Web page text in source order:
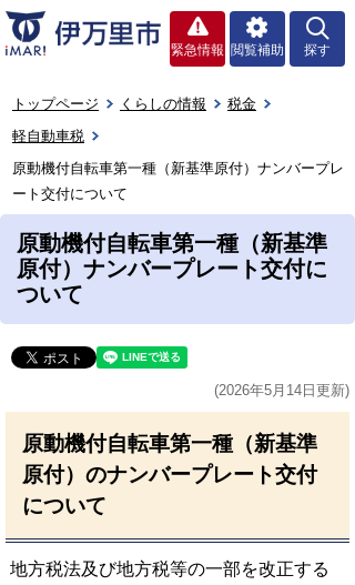
緊急情報 閲覧補助 探す
トップページ くらしの情報
税金
軽自動車税
原動機付自転車第一種（新基準原付）ナンバープレ
ート交付について
原動機付自転車第一種（新基準
原付）ナンバープレート交付に
ついて
(2026年5月14日更新)
原動機付自転車第一種（新基準
原付）のナンバープレート交付
について
地方税法及び地方税等の一部を改正する